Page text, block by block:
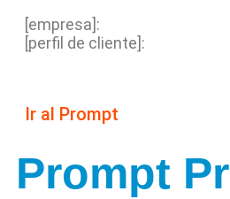
[empresa]:
[perfil de cliente]:
Ir al Prompt
Prompt